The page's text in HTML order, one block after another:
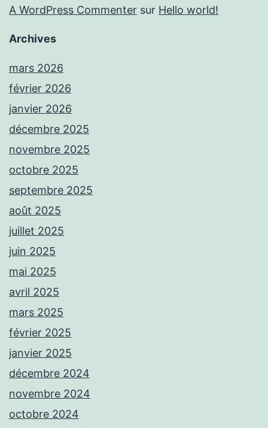
A WordPress Commenter sur Hello world!
Archives
mars 2026
février 2026
janvier 2026
décembre 2025
novembre 2025
octobre 2025
septembre 2025
août 2025
juillet 2025
juin 2025
mai 2025
avril 2025
mars 2025
février 2025
janvier 2025
décembre 2024
novembre 2024
octobre 2024